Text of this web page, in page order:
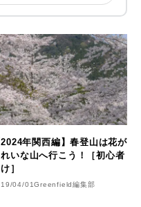
2024年関西編】春登山は花が
れいな山へ行こう！［初心者
］
04/01Greenfield編集部